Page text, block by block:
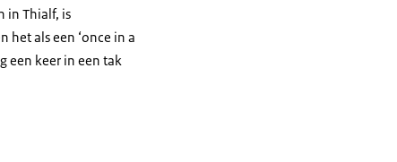
in Thialf, is
het als een ‘once in a
een keer in een tak